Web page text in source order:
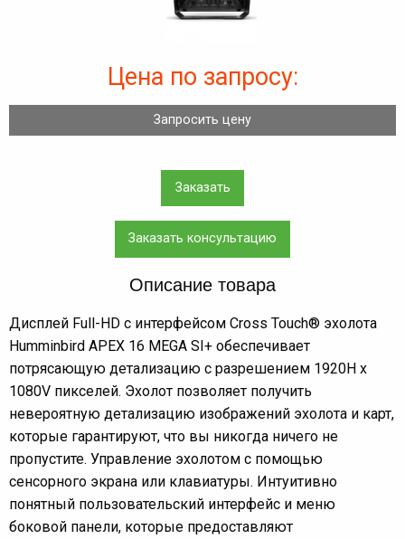
Цена по запросу:
Запросить цену
Заказать
Заказать консультацию
Описание товара
Дисплей Full-HD с интерфейсом Cross Touch® эхолота
Humminbird APEX 16 MEGA SI+ обеспечивает
потрясающую детализацию с разрешением 1920H x
1080V пикселей. Эхолот позволяет получить
невероятную детализацию изображений эхолота и карт,
которые гарантируют, что вы никогда ничего не
пропустите. Управление эхолотом с помощью
сенсорного экрана или клавиатуры. Интуитивно
понятный пользовательский интерфейс и меню
боковой панели, которые предоставляют